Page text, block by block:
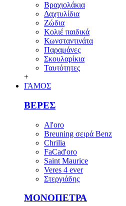
Βραχιολάκια
Δαχτυλίδια
Ζώδια
Κολιέ παιδικά
Κωνσταντινάτα
Παραμάνες
Σκουλαρίκια
Ταυτότητες
+
ΓΑΜΟΣ
ΒΕΡΕΣ
Al'oro
Breuning σειρά Benz
Chrilia
FaCad'oro
Saint Maurice
Veres 4 ever
Στεργιάδης
ΜΟΝΟΠΕΤΡΑ